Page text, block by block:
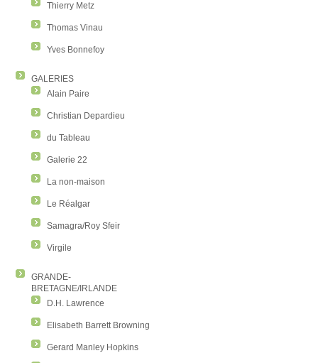
Thierry Metz
Thomas Vinau
Yves Bonnefoy
GALERIES
Alain Paire
Christian Depardieu
du Tableau
Galerie 22
La non-maison
Le Réalgar
Samagra/Roy Sfeir
Virgile
GRANDE-
BRETAGNE/IRLANDE
D.H. Lawrence
Elisabeth Barrett Browning
Gerard Manley Hopkins